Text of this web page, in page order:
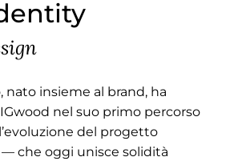
nato insieme al brand, ha
nel suo primo percorso
del progetto
che oggi unisce solidità